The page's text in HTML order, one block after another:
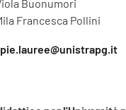
Buonumori
Francesca Pollini